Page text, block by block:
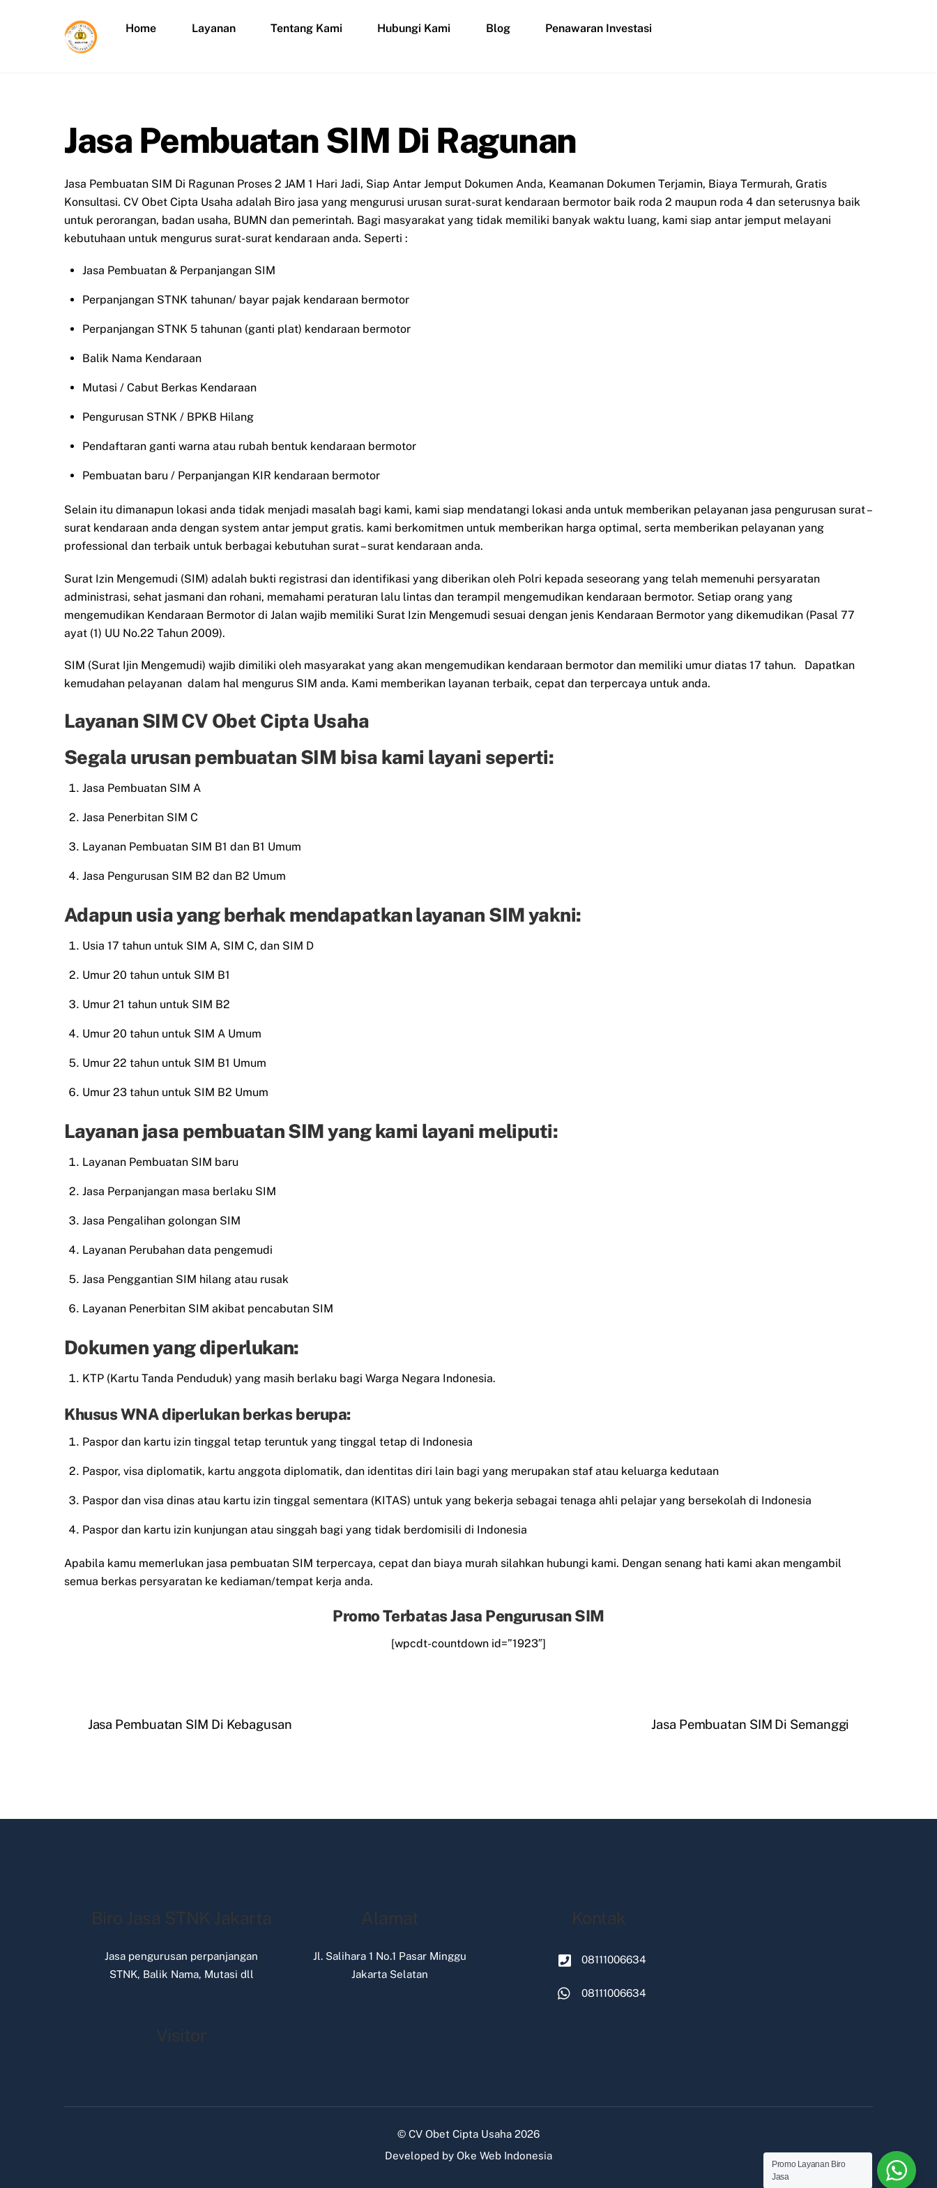
Home Layanan Tentang Kami Hubungi Kami Blog Penawaran Investasi
Jasa Pembuatan SIM Di Ragunan
Jasa Pembuatan SIM Di Ragunan Proses 2 JAM 1 Hari Jadi, Siap Antar Jemput Dokumen Anda, Keamanan Dokumen Terjamin, Biaya Termurah, Gratis
Konsultasi. CV Obet Cipta Usaha adalah Biro jasa yang mengurusi urusan surat-surat kendaraan bermotor baik roda 2 maupun roda 4 dan seterusnya baik
untuk perorangan, badan usaha, BUMN dan pemerintah. Bagi masyarakat yang tidak memiliki banyak waktu luang, kami siap antar jemput melayani
kebutuhaan untuk mengurus surat-surat kendaraan anda. Seperti :
Jasa Pembuatan & Perpanjangan SIM
Perpanjangan STNK tahunan/ bayar pajak kendaraan bermotor
Perpanjangan STNK 5 tahunan (ganti plat) kendaraan bermotor
Balik Nama Kendaraan
Mutasi / Cabut Berkas Kendaraan
Pengurusan STNK / BPKB Hilang
Pendaftaran ganti warna atau rubah bentuk kendaraan bermotor
Pembuatan baru / Perpanjangan KIR kendaraan bermotor
Selain itu dimanapun lokasi anda tidak menjadi masalah bagi kami, kami siap mendatangi lokasi anda untuk memberikan pelayanan jasa pengurusan surat –
surat kendaraan anda dengan system antar jemput gratis. kami berkomitmen untuk memberikan harga optimal, serta memberikan pelayanan yang
professional dan terbaik untuk berbagai kebutuhan surat – surat kendaraan anda.
Surat Izin Mengemudi (SIM) adalah bukti registrasi dan identifikasi yang diberikan oleh Polri kepada seseorang yang telah memenuhi persyaratan
administrasi, sehat jasmani dan rohani, memahami peraturan lalu lintas dan terampil mengemudikan kendaraan bermotor. Setiap orang yang
mengemudikan Kendaraan Bermotor di Jalan wajib memiliki Surat Izin Mengemudi sesuai dengan jenis Kendaraan Bermotor yang dikemudikan (Pasal 77
ayat (1) UU No.22 Tahun 2009).
SIM (Surat Ijin Mengemudi) wajib dimiliki oleh masyarakat yang akan mengemudikan kendaraan bermotor dan memiliki umur diatas 17 tahun. Dapatkan
kemudahan pelayanan dalam hal mengurus SIM anda. Kami memberikan layanan terbaik, cepat dan terpercaya untuk anda.
Layanan SIM CV Obet Cipta Usaha
Segala urusan pembuatan SIM bisa kami layani seperti:
Jasa Pembuatan SIM A
Jasa Penerbitan SIM C
Layanan Pembuatan SIM B1 dan B1 Umum
Jasa Pengurusan SIM B2 dan B2 Umum
Adapun usia yang berhak mendapatkan layanan SIM yakni:
Usia 17 tahun untuk SIM A, SIM C, dan SIM D
Umur 20 tahun untuk SIM B1
Umur 21 tahun untuk SIM B2
Umur 20 tahun untuk SIM A Umum
Umur 22 tahun untuk SIM B1 Umum
Umur 23 tahun untuk SIM B2 Umum
Layanan jasa pembuatan SIM yang kami layani meliputi:
Layanan Pembuatan SIM baru
Jasa Perpanjangan masa berlaku SIM
Jasa Pengalihan golongan SIM
Layanan Perubahan data pengemudi
Jasa Penggantian SIM hilang atau rusak
Layanan Penerbitan SIM akibat pencabutan SIM
Dokumen yang diperlukan:
KTP (Kartu Tanda Penduduk) yang masih berlaku bagi Warga Negara Indonesia.
Khusus WNA diperlukan berkas berupa:
Paspor dan kartu izin tinggal tetap teruntuk yang tinggal tetap di Indonesia
Paspor, visa diplomatik, kartu anggota diplomatik, dan identitas diri lain bagi yang merupakan staf atau keluarga kedutaan
Paspor dan visa dinas atau kartu izin tinggal sementara (KITAS) untuk yang bekerja sebagai tenaga ahli pelajar yang bersekolah di Indonesia
Paspor dan kartu izin kunjungan atau singgah bagi yang tidak berdomisili di Indonesia
Apabila kamu memerlukan jasa pembuatan SIM terpercaya, cepat dan biaya murah silahkan hubungi kami. Dengan senang hati kami akan mengambil
semua berkas persyaratan ke kediaman/tempat kerja anda.
Promo Terbatas Jasa Pengurusan SIM
[wpcdt-countdown id=”1923″]
Jasa Pembuatan SIM Di Kebagusan Jasa Pembuatan SIM Di Semanggi
Biro Jasa STNK Jakarta
Jasa pengurusan perpanjangan
STNK, Balik Nama, Mutasi dll
Alamat
Jl. Salihara 1 No.1 Pasar Minggu
Jakarta Selatan
Kontak
08111006634
08111006634
Visitor
© CV Obet Cipta Usaha 2026
Developed by Oke Web Indonesia
Promo Layanan Biro
Jasa